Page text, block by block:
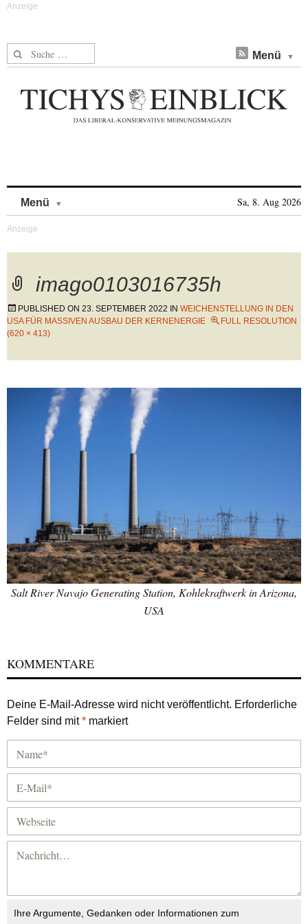
Suche nach: Menü
Menü Sa, 8. Aug 2026
imago0103016735h
PUBLISHED ON 23. SEPTEMBER 2022 IN WEICHENSTELLUNG IN DEN
USA FÜR MASSIVEN AUSBAU DER KERNENERGIE
FULL RESOLUTION
(620 × 413)
Salt River Navajo Generating Station, Kohlekraftwerk in Arizona,
USA
KOMMENTARE
Deine E-Mail-Adresse wird nicht veröffentlicht. Erforderliche
Felder sind mit* markiert
Ihre Argumente, Gedanken oder Informationen zum